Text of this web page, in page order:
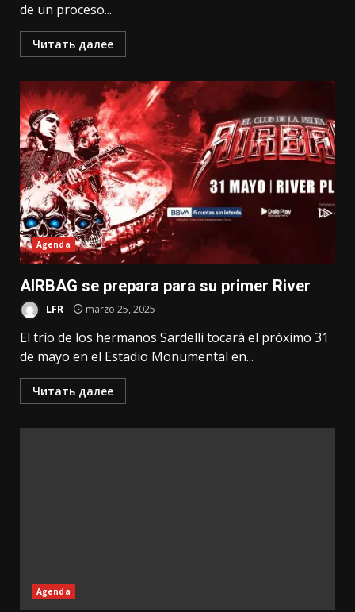
de un proceso...
Читать далее
Agenda
AIRBAG se prepara para su primer River
LFR marzo 25, 2025
El trío de los hermanos Sardelli tocará el próximo 31
de mayo en el Estadio Monumental en...
Читать далее
Agenda